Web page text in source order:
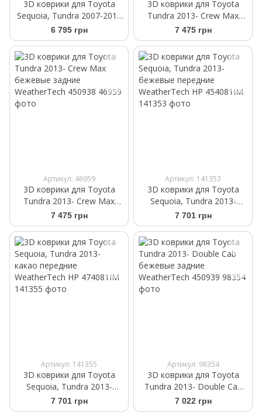
3D коврики для Toyota
Sequoia, Tundra 2007-2012
бежевые передние
WeatherTech 452771
6 795 грн
3D коврики для Toyota
Tundra 2013- Crew Max
черные задние
WeatherTech 440938
7 475 грн
Артикул: 46959
3D коврики для Toyota
Tundra 2013- Crew Max
бежевые задние
WeatherTech 450938
7 475 грн
Артикул: 141353
3D коврики для Toyota
Sequoia, Tundra 2013-
бежевые передние
WeatherTech HP 454081IM
7 701 грн
Артикул: 141355
3D коврики для Toyota
Sequoia, Tundra 2013-
какао передние
WeatherTech HP 474081IM
7 701 грн
Артикул: 98354
3D коврики для Toyota
Tundra 2013- Double Cab
бежевые задние
WeatherTech 450939
7 022 грн